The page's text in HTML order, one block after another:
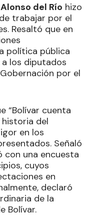
Alonso del Río hizo
trabajar por el
Resaltó que en
política pública
los diputados
por el
“Bolívar cuenta
del
en los
Señaló
con una encuesta
cuyos
en
declaró
de la
Bolívar.